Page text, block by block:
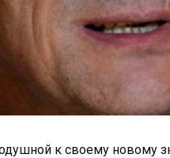
к своему новому